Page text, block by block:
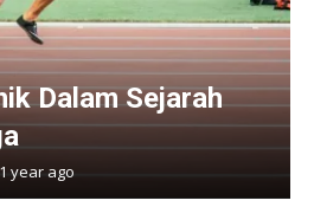
Dalam Sejarah
1 year ago